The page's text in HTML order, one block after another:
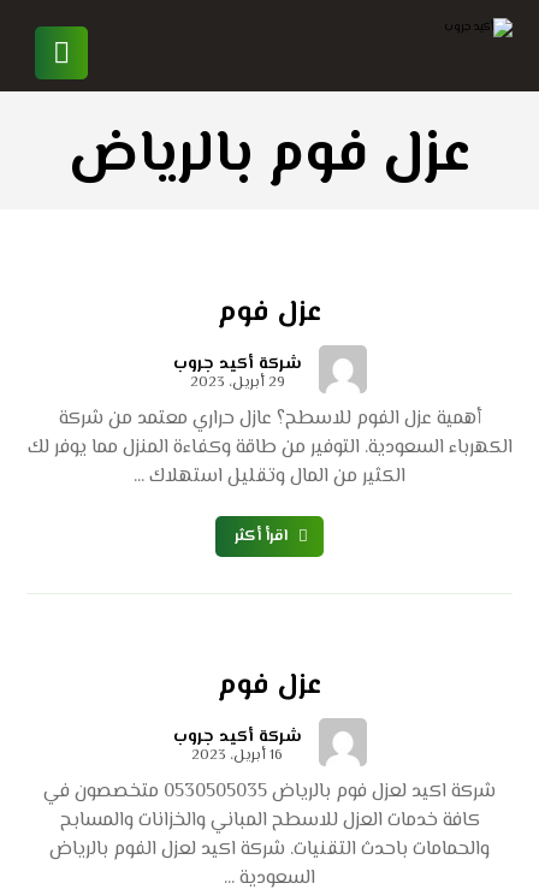
عزل فوم بالرياض
عزل فوم
شركة أكيد جروب
29 أبريل، 2023
أهمية عزل الفوم للاسطح؟ عازل حراري معتمد من شركة
الكهرباء السعودية. التوفير من طاقة وكفاءة المنزل مما يوفر لك
الكثير من المال وتقليل استهلاك ...
اقرأ أكثر
عزل فوم
شركة أكيد جروب
16 أبريل، 2023
شركة اكيد لعزل فوم بالرياض 0530505035 متخصصون في
كافة خدمات العزل للاسطح المباني والخزانات والمسابح
والحمامات باحدث التقنيات. شركة اكيد لعزل الفوم بالرياض
السعودية ...